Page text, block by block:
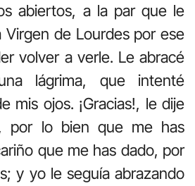
abiertos, a la par que le
Virgen de Lourdes por ese
volver a verle. Le abracé
lágrima, que intenté
mis ojos. ¡Gracias!, le dije
por lo bien que me has
que me has dado, por
y yo le seguía abrazando